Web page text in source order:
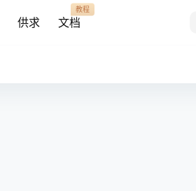
供求 文档
教程